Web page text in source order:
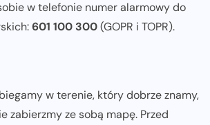
w telefonie numer alarmowy do
601 100 300(GOPR i TOPR).
w terenie, który dobrze znamy,
zabierzmy ze sobą mapę. Przed